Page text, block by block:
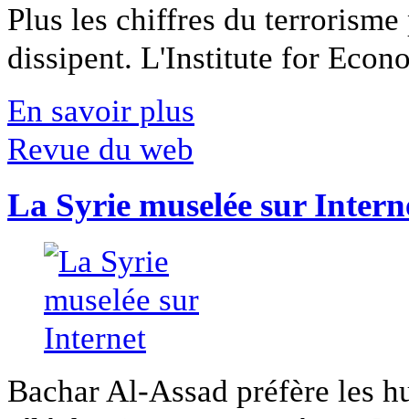
Plus les chiffres du
dissipent. L'Institute for
En savoir plus
Revue du web
La Syrie muselée sur
Bachar Al-Assad préfère les